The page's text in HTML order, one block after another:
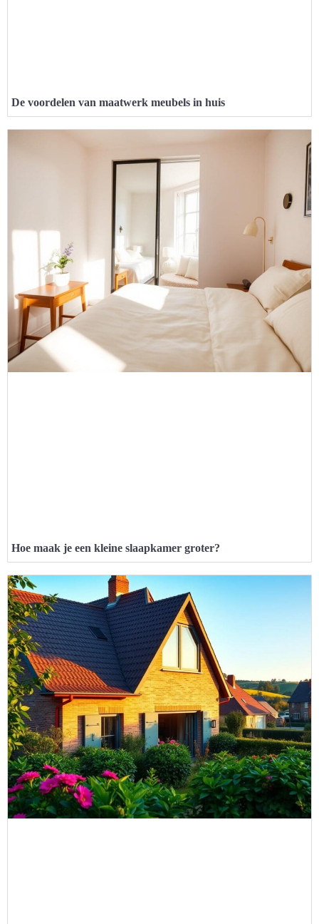
De voordelen van maatwerk meubels in huis
Hoe maak je een kleine slaapkamer groter?